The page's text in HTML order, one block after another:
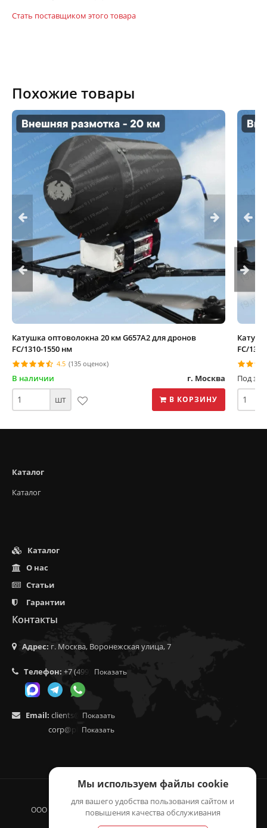
Стать поставщиком этого товара
Похожие товары
Катушка оптоволокна 20 км G657A2 для дронов
FC/1310-1550 нм
4.5 (135 оценок)
В наличии г. Москва
шт В КОРЗИНУ
FC/
Под
Каталог
Каталог
Каталог
О нас
Статьи
Гарантии
Контакты
Адрес: г. Москва, Воронежская улица, 7
Телефон: +7 (499) 350-55-05
Показать
Email: clients@f9.market
Показать
corp@phoenix9.ru
Показать
ООО "ЛОГИСТИКА", 2014 - 2026 © ВСЕ ПРАВА ЗАЩИЩЕНЫ.
ОГРН 1155257003549, ИНН 5257150769
Мы используем файлы cookie
для вашего удобства пользования сайтом и
повышения качества обслуживания